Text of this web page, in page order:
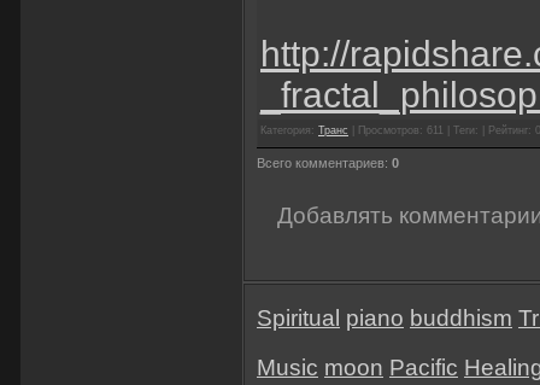
http://
Категория: Транс | Просмотров: 611 | Теги: | Рейтинг:
Всего комментариев: 0
Добавлять
Spiritual piano buddhism
Music moon Pacific